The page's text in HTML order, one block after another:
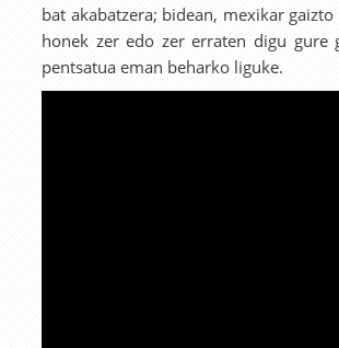
bat akabatzera; bidean, mexikar
honek zer edo zer erraten digu gure
pentsatua eman beharko liguke.